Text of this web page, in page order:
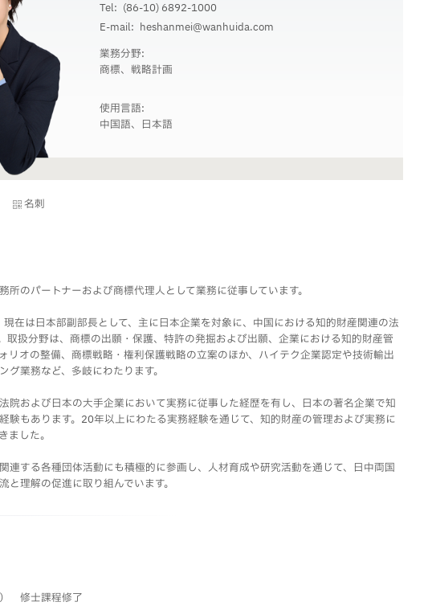
Tel: (86-10) 6892-1000
E-mail: heshanmei@wanhuida.com
業務分野:
商標、戦略計画
使用言語:
中国語、日本語
名刺
所のパートナーおよび商標代理人として業務に従事しています。
在は日本部副部長として、主に日本企業を対象に、中国における知的財産関連の法
取扱分野は、商標の出願・保護、特許の発掘および出願、企業における知的財産管
リオの整備、商標戦略・権利保護戦略の立案のほか、ハイテク企業認定や技術輸出
グ業務など、多岐にわたります。
院および日本の大手企業において実務に従事した経歴を有し、日本の著名企業で知
験もあります。20年以上にわたる実務経験を通じて、知的財産の管理および実務に
ました。
連する各種団体活動にも積極的に参画し、人材育成や研究活動を通じて、日中両国
と理解の促進に取り組んでいます。
修士課程修了